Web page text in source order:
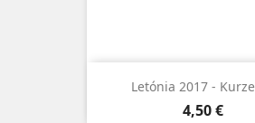
Letónia 2017 -
Preço
4,50 €